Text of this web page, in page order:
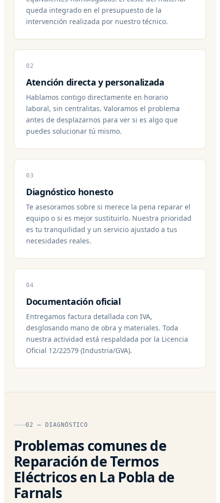
queda integrado en el presupuesto de la
intervención realizada por nuestro técnico.
02
Atención directa y personalizada
Hablamos contigo directamente en horario
laboral, sin centralitas. Valoramos el problema
antes de desplazarnos para ver si es algo que
puedes solucionar tú mismo.
03
Diagnóstico honesto
Te asesoramos sobre si merece la pena reparar el
equipo o si es mejor sustituirlo. Nuestra prioridad
es tu tranquilidad y un servicio ajustado a tus
necesidades reales.
04
Documentación oficial
Entregamos factura detallada con IVA,
desglosando mano de obra y materiales. Toda
nuestra actividad está respaldada por la Licencia
Oficial 12/22579 (Industria/GVA).
02 — DIAGNÓSTICO
Problemas comunes de
Reparación de Termos
Eléctricos en La Pobla de
Farnals